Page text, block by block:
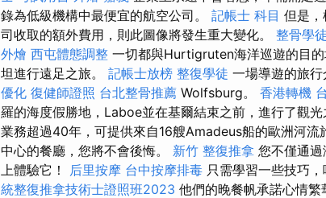
錄為低級機構中最便宜的航空公司。 記帳士 科目 但是
司收取的額外費用，則此圖像將發生重大變化。 整骨學徒
外燴 西屯體態調整 一切都與Hurtigruten海洋巡遊的目
坦進行遠足之旅。 記帳士放榜 整復學徒 一場導遊的旅
優化 復健師證照 台北整骨推薦 Wolfsburg。 香港轉機
羅的海度假勝地，Laboe並在基爾結束之前，進行了觀光
業務超過40年，可提供來自16艘Amadeus船的歐洲河
中心的餐廳，您將不會後悔。 新竹 整復推拿 您不僅通
上體驗它！ 后里按摩 台中按摩排毒 只需學習一些技巧
統整復推拿技術士證照班2023 他們的晚餐帆承諾心情